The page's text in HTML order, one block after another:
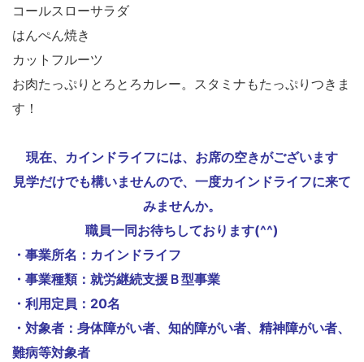
コールスローサラダ
はんぺん焼き
カットフルーツ
お肉たっぷりとろとろカレー。スタミナもたっぷりつきま
す！
現在、カインドライフには、お席の空きがございます
見学だけでも構いませんので、一度カインドライフに来て
みませんか。
職員一同お待ちしております(^^)
・事業所名：カインドライフ
・事業種類：就労継続支援Ｂ型事業
・利用定員：20名
・対象者：身体障がい者、知的障がい者、精神障がい者、
難病等対象者